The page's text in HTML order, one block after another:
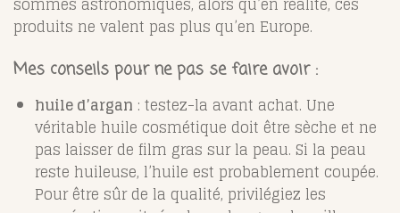
produits ne valent pas plus qu’en Europe.
Mes conseils pour ne pas se faire avoir :
huile d’argan : testez-la avant achat. Une
véritable huile cosmétique doit être sèche et ne
pas laisser de film gras sur la peau. Si la peau
reste huileuse, l’huile est probablement coupée.
Pour être sûr de la qualité, privilégiez les